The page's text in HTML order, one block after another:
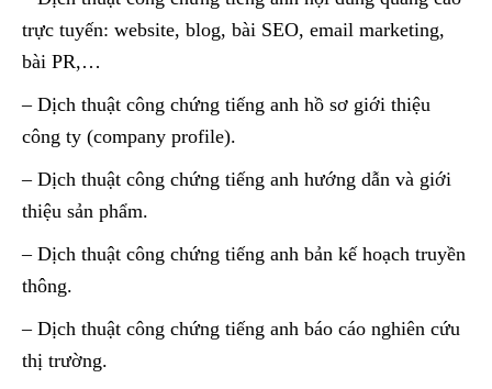
trực tuyến: website, blog, bài SEO, email marketing,
bài PR,…
– Dịch thuật công chứng tiếng anh hồ sơ giới thiệu
công ty (company profile).
– Dịch thuật công chứng tiếng anh hướng dẫn và giới
thiệu sản phẩm.
– Dịch thuật công chứng tiếng anh bản kế hoạch truyền
thông.
– Dịch thuật công chứng tiếng anh báo cáo nghiên cứu
thị trường.